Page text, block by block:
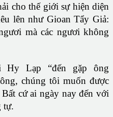
cho thế giới sự hiện diện
lên như Gioan Tẩy Giả:
mà các ngươi không
Hy Lạp “đến gặp ông
chúng tôi muốn được
cứ ai ngày nay đến với
tự.